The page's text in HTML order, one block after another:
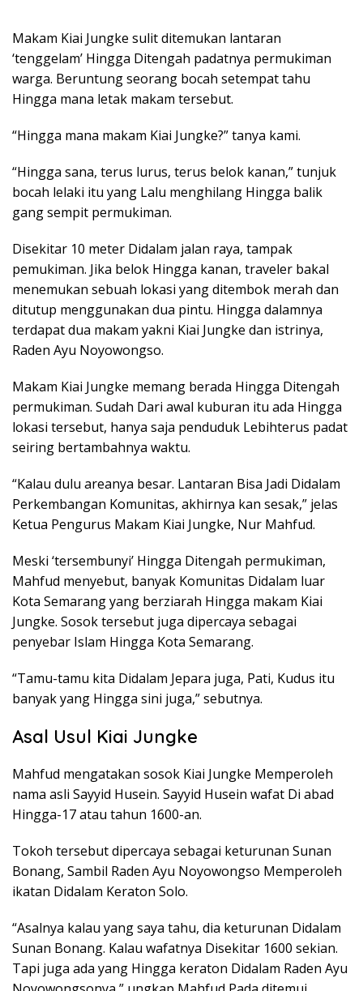
Makam Kiai Jungke sulit ditemukan lantaran
‘tenggelam’ Hingga Ditengah padatnya permukiman
warga. Beruntung seorang bocah setempat tahu
Hingga mana letak makam tersebut.
“Hingga mana makam Kiai Jungke?” tanya kami.
“Hingga sana, terus lurus, terus belok kanan,” tunjuk
bocah lelaki itu yang Lalu menghilang Hingga balik
gang sempit permukiman.
Disekitar 10 meter Didalam jalan raya, tampak
pemukiman. Jika belok Hingga kanan, traveler bakal
menemukan sebuah lokasi yang ditembok merah dan
ditutup menggunakan dua pintu. Hingga dalamnya
terdapat dua makam yakni Kiai Jungke dan istrinya,
Raden Ayu Noyowongso.
Makam Kiai Jungke memang berada Hingga Ditengah
permukiman. Sudah Dari awal kuburan itu ada Hingga
lokasi tersebut, hanya saja penduduk Lebihterus padat
seiring bertambahnya waktu.
“Kalau dulu areanya besar. Lantaran Bisa Jadi Didalam
Perkembangan Komunitas, akhirnya kan sesak,” jelas
Ketua Pengurus Makam Kiai Jungke, Nur Mahfud.
Meski ‘tersembunyi’ Hingga Ditengah permukiman,
Mahfud menyebut, banyak Komunitas Didalam luar
Kota Semarang yang berziarah Hingga makam Kiai
Jungke. Sosok tersebut juga dipercaya sebagai
penyebar Islam Hingga Kota Semarang.
“Tamu-tamu kita Didalam Jepara juga, Pati, Kudus itu
banyak yang Hingga sini juga,” sebutnya.
Asal Usul Kiai Jungke
Mahfud mengatakan sosok Kiai Jungke Memperoleh
nama asli Sayyid Husein. Sayyid Husein wafat Di abad
Hingga-17 atau tahun 1600-an.
Tokoh tersebut dipercaya sebagai keturunan Sunan
Bonang, Sambil Raden Ayu Noyowongso Memperoleh
ikatan Didalam Keraton Solo.
“Asalnya kalau yang saya tahu, dia keturunan Didalam
Sunan Bonang. Kalau wafatnya Disekitar 1600 sekian.
Tapi juga ada yang Hingga keraton Didalam Raden Ayu